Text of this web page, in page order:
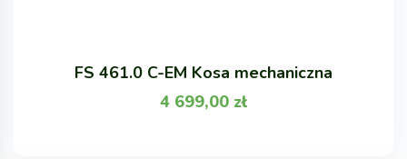
FS 461.0 C-EM Kosa mechaniczna
4 699,00 zł